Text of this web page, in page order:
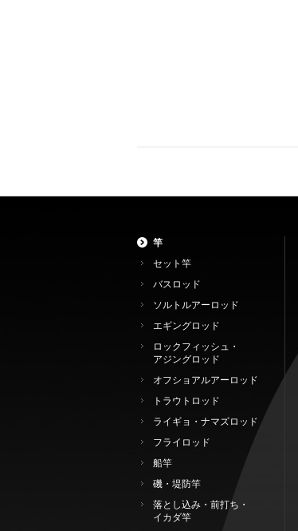
竿
セット竿
バスロッド
ソルトルアーロッド
エギングロッド
ロックフィッシュ・
アジングロッド
オフショアルアーロッド
トラウトロッド
ライギョ・ナマズロッド
フライロッド
船竿
磯・堤防竿
落とし込み・前打ち・
イカダ竿